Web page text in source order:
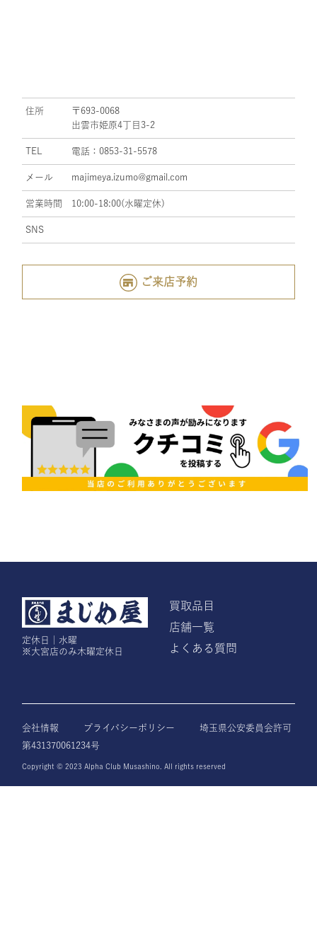
住所
〒693-0068
出雲市姫原4丁目3-2
TEL 電話：0853-31-5578
メール majimeya.izumo@gmail.com
営業時間 10:00-18:00(水曜定休)
SNS
ご来店予約
定休日｜水曜
※大宮店のみ木曜定休日
買取品目
店舗一覧
よくある質問
会社情報 プライバシーポリシー
埼玉県公安委員会許可
第431370061234号
Copyright © 2023 Alpha Club Musashino. All rights reserved